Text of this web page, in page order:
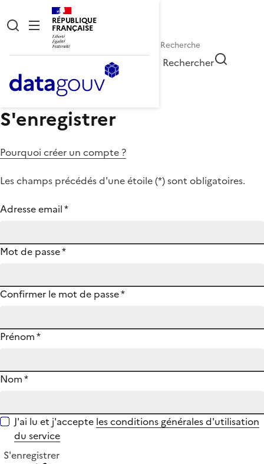
RÉPUBLIQUE
FRANÇAISE
Rechercher
S'enregistrer
Pourquoi créer un compte ?
Les champs précédés d'une étoile (*) sont obligatoires.
Adresse email*
Mot de passe*
Confirmer le mot de passe*
Prénom*
Nom*
J'ai lu et j'accepte les conditions générales d'utilisation
du service
S'enregistrer